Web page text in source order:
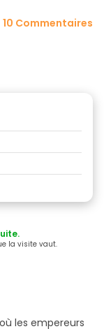
10 Commentaires
la visite vaut.
les empereurs